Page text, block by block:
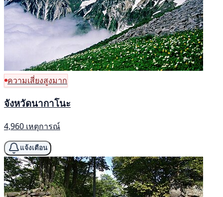
ความเสี่ยงสูงมาก
จังหวัดนากาโนะ
4,960 เหตุการณ์
แจ้งเตือน